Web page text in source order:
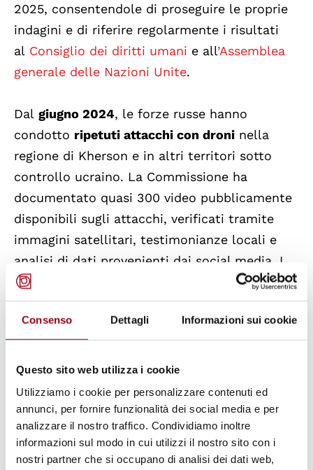
Consenso Dettagli Informazioni sui cookie
Questo sito web utilizza i cookie
Utilizziamo i cookie per personalizzare contenuti ed
annunci, per fornire funzionalità dei social media e per
analizzare il nostro traffico. Condividiamo inoltre
informazioni sul modo in cui utilizzi il nostro sito con i
nostri partner che si occupano di analisi dei dati web,
2025, consentendole di proseguire le proprie
indagini e di riferire regolarmente i risultati
al Consiglio dei diritti umani e all’Assemblea
generale delle Nazioni Unite.
Dal giugno 2024, le forze russe hanno
condotto ripetuti attacchi con droni nella
regione di Kherson e in altri territori sotto
controllo ucraino. La Commissione ha
documentato quasi 300 video pubblicamente
disponibili sugli attacchi, verificati tramite
immagini satellitari, testimonianze locali e
analisi di dati provenienti dai social media. I
modelli osservati indicano che gli
attacchinon sono stati casuali, ma eseguiti in
modosistematico e premeditato, coerente
con unapolitica statale coordinata.
L’indagine ha accertato che tali attacchi
hanno colpito civili – donne, uomini e
bambini – durante le normali attività
quotidiane, oltre a servizi di emergenza, come